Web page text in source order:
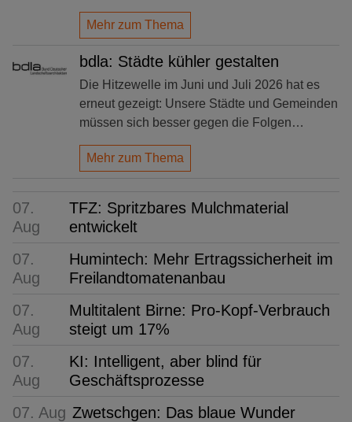
Mehr zum Thema
bdla: Städte kühler gestalten
Die Hitzewelle im Juni und Juli 2026 hat es
erneut gezeigt: Unsere Städte und Gemeinden
müssen sich besser gegen die Folgen…
Mehr zum Thema
07.
Aug
TFZ: Spritzbares Mulchmaterial
entwickelt
07.
Aug
Humintech: Mehr Ertragssicherheit im
Freilandtomatenanbau
07.
Aug
Multitalent Birne: Pro-Kopf-Verbrauch
steigt um 17%
07.
Aug
KI: Intelligent, aber blind für
Geschäftsprozesse
07. Aug Zwetschgen: Das blaue Wunder